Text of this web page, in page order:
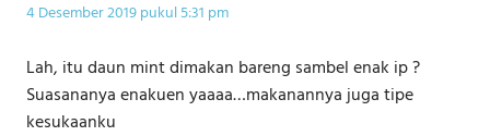
4 Desember 2019 pukul 5:31 pm
Lah, itu daun mint dimakan bareng sambel enak ip ?
Suasananya enakuen yaaaa…makanannya juga tipe
kesukaanku